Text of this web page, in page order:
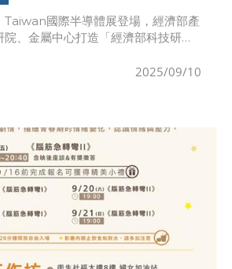
國際半導體展登場，經濟部產
、金屬中心打造「經濟部科技研發
與封測設備，以及化合
2025/09/10